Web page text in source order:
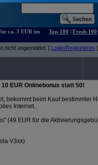
ca. 3 EUR im
Top-100 | Fresh-100
nicht angemeldet. [ Login/Registrieren ]
EUR Onlinebonus statt 50!
bekommt beim Kauf bestimmter
Internet.
(49 EUR für die
V3xx)